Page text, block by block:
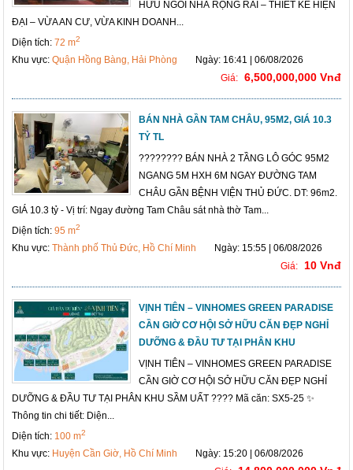
HỮU NGÔI NHÀ RỘNG RÃI – THIẾT KẾ HIỆN
ĐẠI – VỪA AN CƯ, VỪA KINH DOANH...
Diện tích:72 m2
Khu vực:Quận Hồng Bàng, Hải Phòng
Ngày: 16:41 | 06/08/2026
Giá: 6,500,000,000 Vnđ
BÁN NHÀ GẦN TAM CHÂU, 95M2, GIÁ 10.3
TỶ TL
???????? BÁN NHÀ 2 TẦNG LÔ GÓC 95M2
NGANG 5M HXH 6M NGAY ĐƯỜNG TAM
CHÂU GẦN BỆNH VIỆN THỦ ĐỨC. DT: 96m2.
GIÁ 10.3 tỷ - Vị trí: Ngay đường Tam Châu sát nhà thờ Tam...
Diện tích:95 m2
Khu vực:Thành phố Thủ Đức, Hồ Chí Minh
Ngày: 15:55 | 06/08/2026
Giá:
10 Vnđ
VỊNH TIÊN – VINHOMES GREEN PARADISE
CẦN GIỜ CƠ HỘI SỞ HỮU CĂN ĐẸP NGHỈ
DƯỠNG & ĐẦU TƯ TẠI PHÂN KHU
VỊNH TIÊN – VINHOMES GREEN PARADISE
CẦN GIỜ CƠ HỘI SỞ HỮU CĂN ĐẸP NGHỈ
DƯỠNG & ĐẦU TƯ TẠI PHÂN KHU SẦM UẤT ???? Mã căn: SX5-25 ✨
Thông tin chi tiết: Diện...
Diện tích: 100 m2
Khu vực: Huyện Cần Giờ, Hồ Chí Minh
Ngày: 15:20 | 06/08/2026